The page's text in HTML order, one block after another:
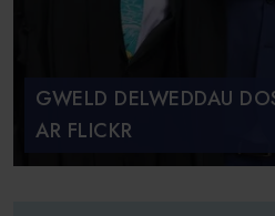
GWELD DELWEDDAU
AR FLICKR